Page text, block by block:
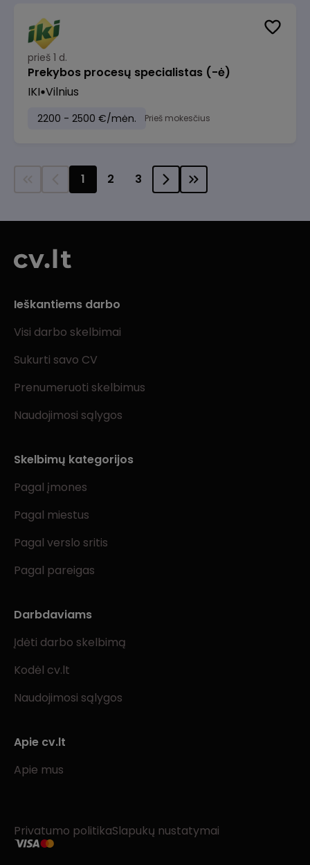
prieš 1 d.
Prekybos procesų specialistas (-ė)
IKI Vilnius
2200 - 2500 €/mėn. Prieš mokesčius
1 2 3
Ieškantiems darbo
Visi darbo skelbimai
Sukurti savo CV
Prenumeruoti skelbimus
Naudojimosi sąlygos
Skelbimų kategorijos
Pagal įmones
Pagal miestus
Pagal verslo sritis
Pagal pareigas
Darbdaviams
Įdėti darbo skelbimą
Kodėl cv.lt
Naudojimosi sąlygos
Apie cv.lt
Apie mus
Privatumo politikaSlapukų nustatymai